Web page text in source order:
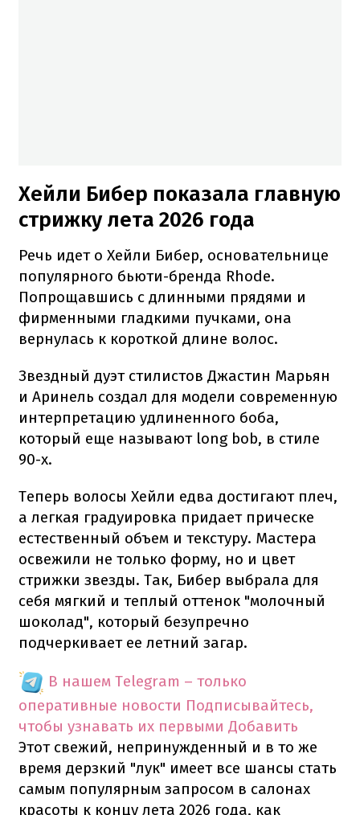
Хейли Бибер показала главную
стрижку лета 2026 года
Речь идет о Хейли Бибер, основательнице
популярного бьюти-бренда Rhode.
Попрощавшись с длинными прядями и
фирменными гладкими пучками, она
вернулась к короткой длине волос.
Звездный дуэт стилистов Джастин Марьян
и Аринель создал для модели современную
интерпретацию удлиненного боба,
который еще называют long bob, в стиле
90-х.
Теперь волосы Хейли едва достигают плеч,
а легкая градуировка придает прическе
естественный объем и текстуру. Мастера
освежили не только форму, но и цвет
стрижки звезды. Так, Бибер выбрала для
себя мягкий и теплый оттенок "молочный
шоколад", который безупречно
подчеркивает ее летний загар.
В нашем Telegram – только
оперативные новости Подписывайтесь,
чтобы узнавать их первыми Добавить
Этот свежий, непринужденный и в то же
время дерзкий "лук" имеет все шансы стать
самым популярным запросом в салонах
красоты к концу лета 2026 года, как